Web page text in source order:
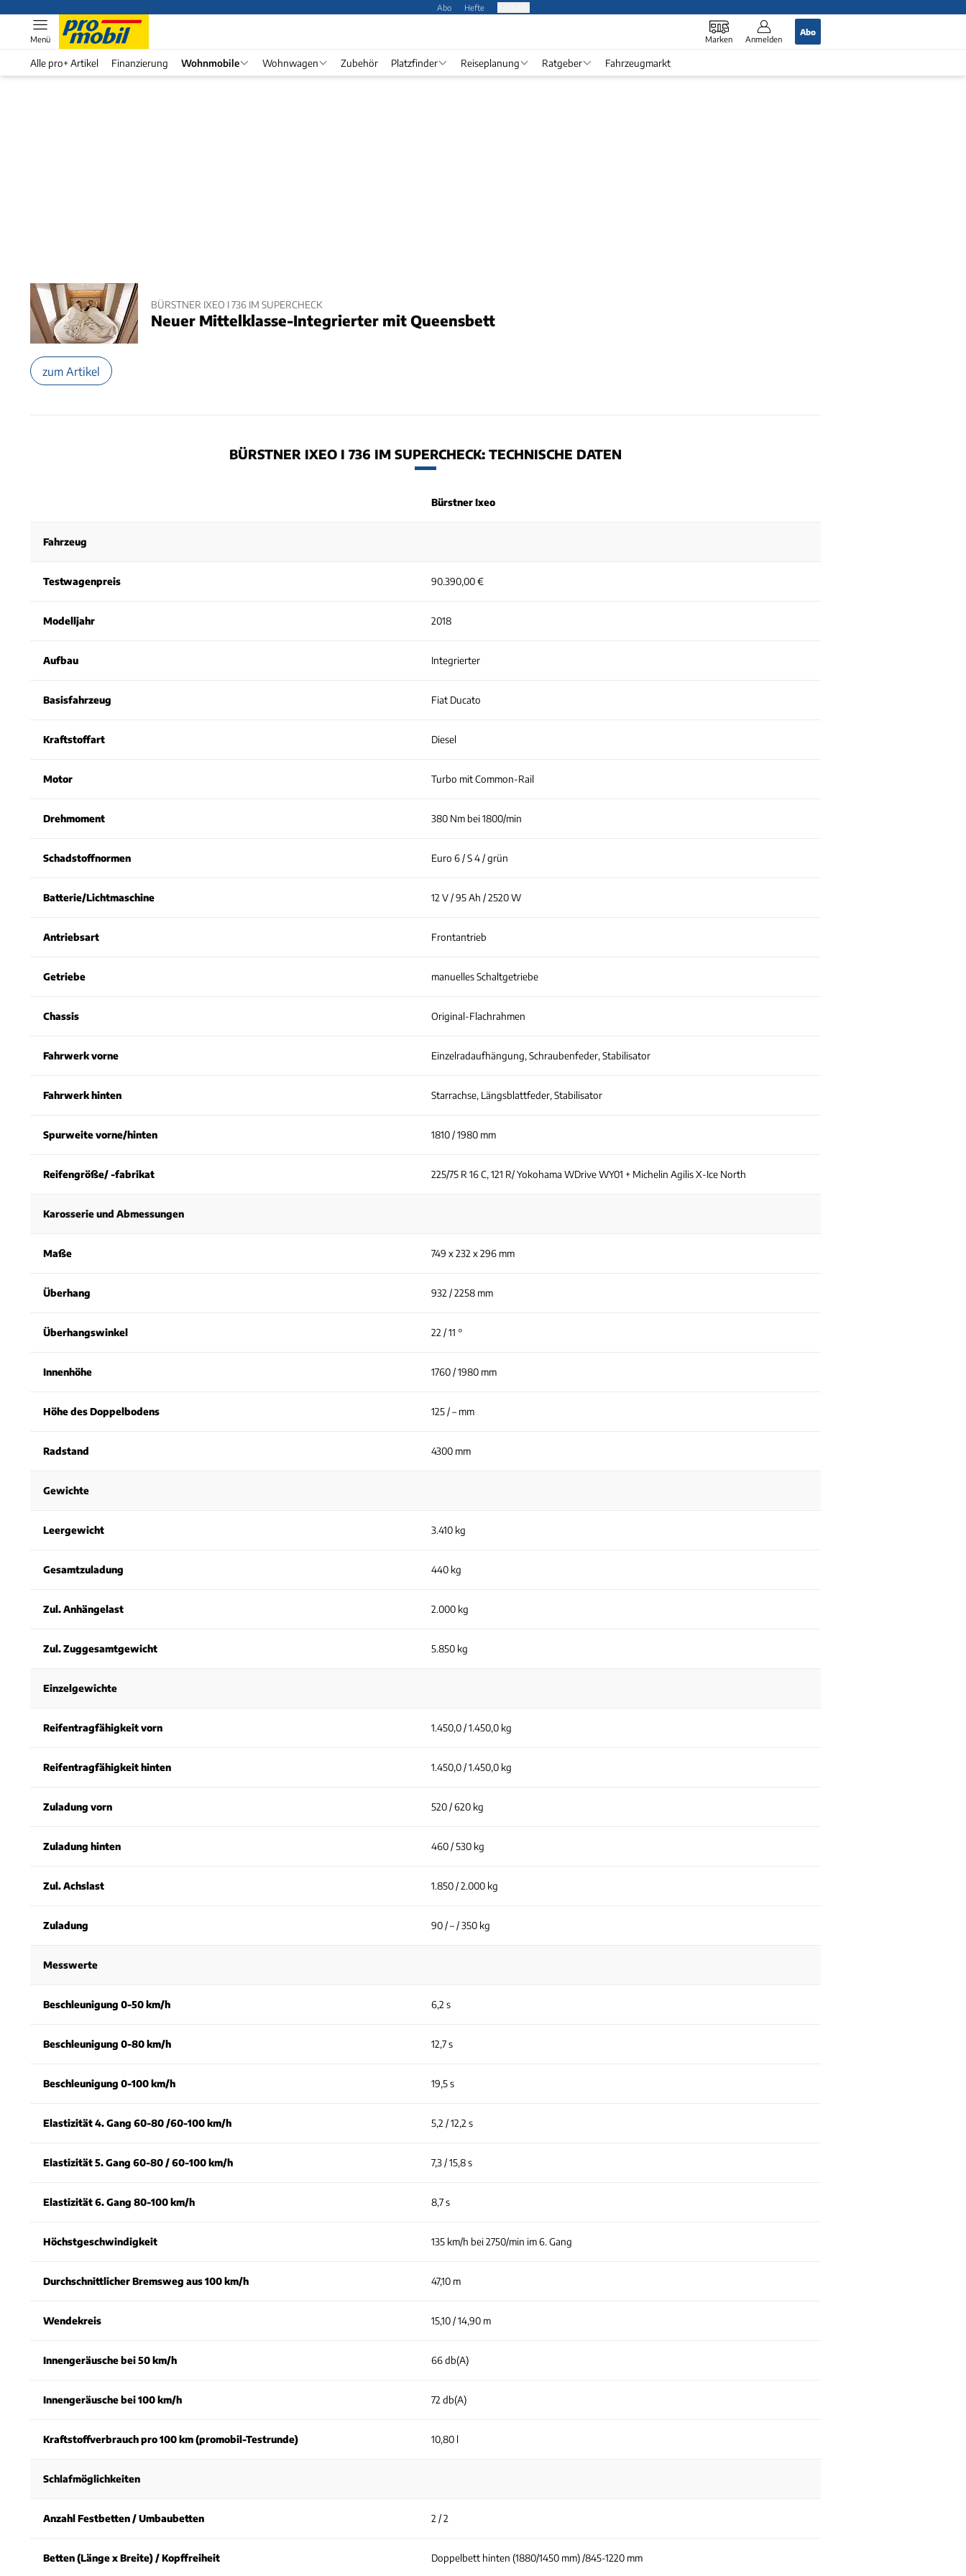
Abo Hefte
Marken Anmelden
Abo
Menü
Alle pro+ Artikel Finanzierung Wohnmobile Wohnwagen Zubehör Platzfinder Reiseplanung Ratgeber Fahrzeugmarkt
BÜRSTNER IXEO I 736 IM SUPERCHECK
Neuer Mittelklasse-Integrierter mit Queensbett
zum Artikel
BÜRSTNER IXEO I 736 IM SUPERCHECK: TECHNISCHE DATEN
Bürstner Ixeo
Fahrzeug
Testwagenpreis 90.390,00 €
Modelljahr 2018
Aufbau Integrierter
Basisfahrzeug Fiat Ducato
Kraftstoffart Diesel
Motor Turbo mit Common-Rail
Drehmoment 380 Nm bei 1800/min
Schadstoffnormen Euro 6 / S 4 / grün
Batterie/Lichtmaschine 12 V / 95 Ah / 2520 W
Antriebsart Frontantrieb
Getriebe manuelles Schaltgetriebe
Chassis Original-Flachrahmen
Fahrwerk vorne Einzelradaufhängung, Schraubenfeder, Stabilisator
Fahrwerk hinten Starrachse, Längsblattfeder, Stabilisator
Spurweite vorne/hinten 1810 / 1980 mm
Reifengröße/ -fabrikat 225/75 R 16 C, 121 R/ Yokohama WDrive WY01 + Michelin Agilis X-Ice North
Karosserie und Abmessungen
Maße 749 x 232 x 296 mm
Überhang 932 / 2258 mm
Überhangswinkel 22 / 11 °
Innenhöhe 1760 / 1980 mm
Höhe des Doppelbodens 125 / – mm
Radstand 4300 mm
Gewichte
Leergewicht 3.410 kg
Gesamtzuladung 440 kg
Zul. Anhängelast 2.000 kg
Zul. Zuggesamtgewicht 5.850 kg
Einzelgewichte
Reifentragfähigkeit vorn 1.450,0 / 1.450,0 kg
Reifentragfähigkeit hinten 1.450,0 / 1.450,0 kg
Zuladung vorn 520 / 620 kg
Zuladung hinten 460 / 530 kg
Zul. Achslast 1.850 / 2.000 kg
Zuladung 90 / – / 350 kg
Messwerte
Beschleunigung 0-50 km/h 6,2 s
Beschleunigung 0-80 km/h 12,7 s
Beschleunigung 0-100 km/h 19,5 s
Elastizität 4. Gang 60-80 /60-100 km/h 5,2 / 12,2 s
Elastizität 5. Gang 60-80 / 60-100 km/h 7,3 / 15,8 s
Elastizität 6. Gang 80-100 km/h 8,7 s
Höchstgeschwindigkeit 135 km/h bei 2750/min im 6. Gang
Durchschnittlicher Bremsweg aus 100 km/h 47,10 m
Wendekreis 15,10 / 14,90 m
Innengeräusche bei 50 km/h 66 db(A)
Innengeräusche bei 100 km/h 72 db(A)
Kraftstoffverbrauch pro 100 km (promobil-Testrunde) 10,80 l
Schlafmöglichkeiten
Anzahl Festbetten / Umbaubetten 2 / 2
Betten (Länge x Breite) / Kopffreiheit Doppelbett hinten (1880/1450 mm) /845-1220 mm